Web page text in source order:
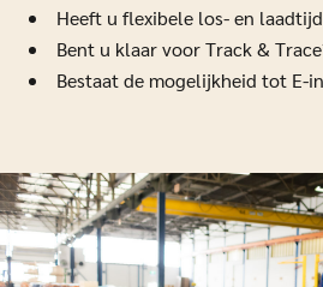
Heeft u flexibele los- en
Bent u klaar voor Track &
Bestaat de mogelijkheid tot E-